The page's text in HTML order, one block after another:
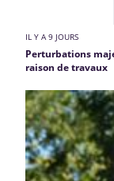
IL Y A 9 JOURS
Perturbations
raison de travaux